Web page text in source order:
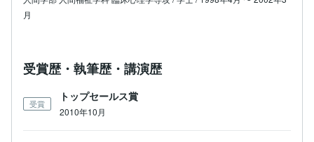
月
受賞歴・執筆歴・講演歴
受賞
トップセールス賞
2010年10月